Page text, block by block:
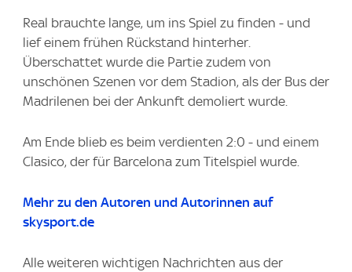
Real brauchte lange, um ins Spiel zu finden - und
lief einem frühen Rückstand hinterher.
Überschattet wurde die Partie zudem von
unschönen Szenen vor dem Stadion, als der Bus der
Madrilenen bei der Ankunft demoliert wurde.
Am Ende blieb es beim verdienten 2:0 - und einem
Clasico, der für Barcelona zum Titelspiel wurde.
Mehr zu den Autoren und Autorinnen auf
skysport.de
Alle weiteren wichtigen Nachrichten aus der